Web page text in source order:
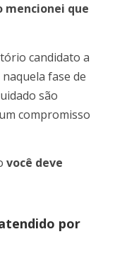
mencionei que
candidato a
fase de
são
compromisso
você deve
por